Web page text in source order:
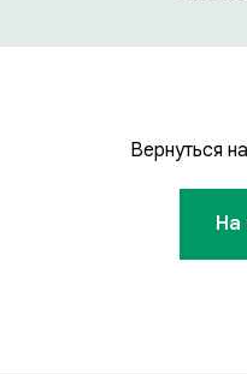
Вернуться
На